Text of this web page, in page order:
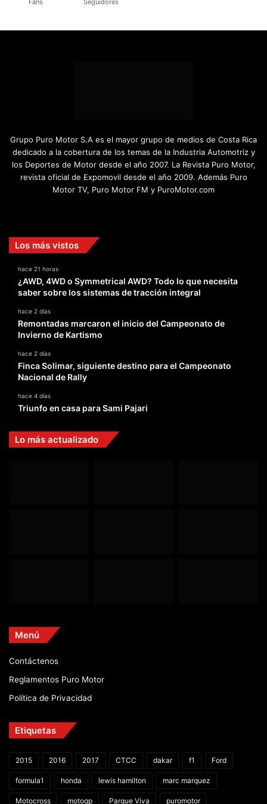
Fans Seguidores
Grupo Puro Motor S.A es el mayor grupo de medios de Costa Rica
dedicado a la cobertura de los temas de la Industria Automotriz y
los Deportes de Motor desde el año 2007. La Revista Puro Motor,
revista oficial de Expomovil desde el año 2009. Además Puro
Motor TV, Puro Motor FM y PuroMotor.com
Los más vistos
hace 21 horas
¿AWD, 4WD o Symmetrical AWD? Todo lo que necesita
saber sobre los sistemas de tracción integral
hace 2 días
Remontadas marcaron el inicio del Campeonato de
Invierno de Kartismo
hace 2 días
Finca Solimar, siguiente destino para el Campeonato
Nacional de Rally
hace 4 días
Triunfo en casa para Sami Pajari
Lo más actualizado
Menú
Contáctenos
Reglamentos Puro Motor
Política de Privacidad
Etiquetas
2015 2016 2017 CTCC dakar f1 Ford
formula1 honda lewis hamilton marc marquez
Motocross motogp Parque Viva puromotor